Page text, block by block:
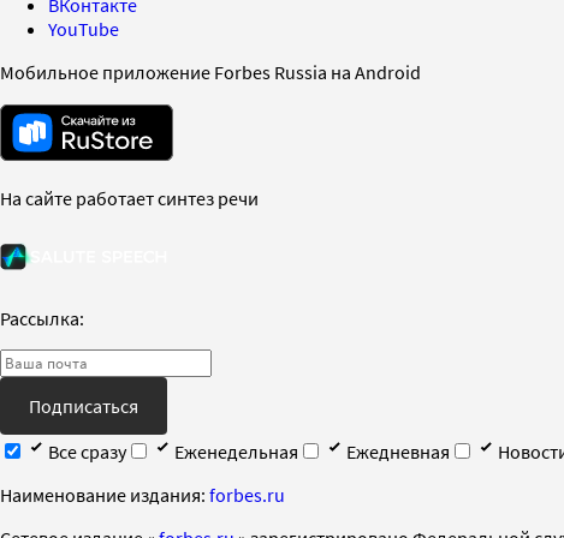
YouTube
Мобильное приложение Forbes Russia на Android
На сайте работает синтез речи
Рассылка:
Подписаться
Все сразу
Еженедельная Ежедневная
Наименование издания: forbes.ru